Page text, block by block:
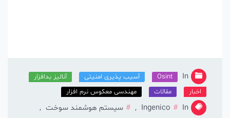
In
Osint آسیب پذیری امنیتی
آنالیز بدافزار
مقالات مهندسی معکوس نرم افزار
In
Ingenico
, سیستم هوشمند سوخت ,